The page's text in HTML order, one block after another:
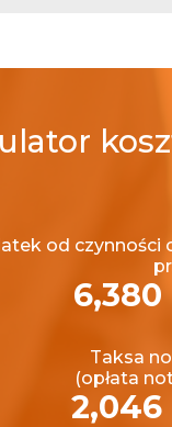
od czynności
6,380
Taksa
(opłata
2,046